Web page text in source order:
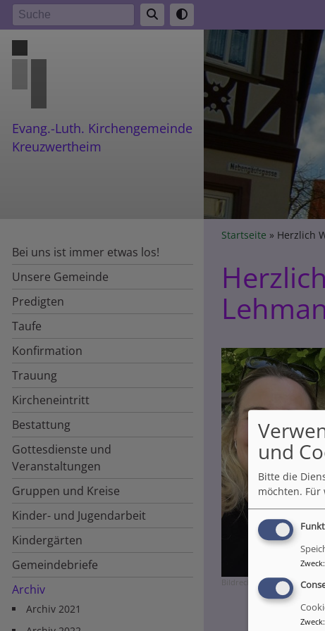
Direkt
zum
Inhalt
Evang.-Luth. Kirchengemeinde
Kreuzwertheim
Bei uns ist immer etwas los!
Unsere Gemeinde
Predigten
Taufe
Konfirmation
Trauung
Kircheneintritt
Bestattung
Gottesdienste und
Veranstaltungen
Gruppen und Kreise
Kinder- und Jugendarbeit
Kindergärten
Gemeindebriefe
Archiv
Archiv 2021
Startseite Herzlich
Bildrechte A. Lehmann
und
Bitte die
möchten. Für
Zweck:
Zweck: